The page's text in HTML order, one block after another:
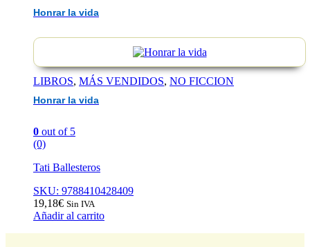
Honrar la vida
LIBROS, MÁS VENDIDOS, NO FICCION
Honrar la vida
0 out of 5
(0)
Tati Ballesteros
SKU: 9788410428409
19,18€ Sin IVA
Añadir al carrito